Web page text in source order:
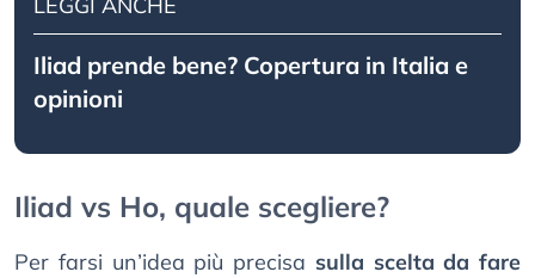
LEGGI ANCHE
Iliad prende bene? Copertura in Italia e
opinioni
Iliad vs Ho, quale scegliere?
Per farsi un’idea più precisa sulla scelta da fare